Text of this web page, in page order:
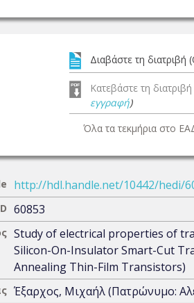
Διαβάστε τη διατριβή
Κατεβάστε τη
εγγραφή)
Όλα τα τεκμήρια στο
http://hdl.handle.net/10442/hedi/
60853
Study of electrical properties of
Silicon-On-Insulator Smart-Cut
Annealing Thin-Film Transistors)
Έξαρχος, Μιχαήλ (Πατρώνυμο: